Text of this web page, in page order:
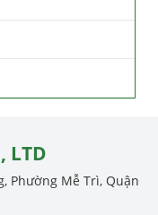
LTD
Phường Mễ Trì, Quận